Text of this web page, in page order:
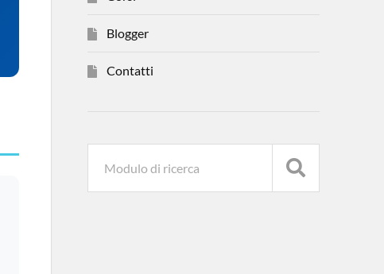
Blogger
Contatti